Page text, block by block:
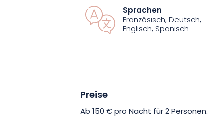
beobachten. Der
Ihnen ein beeindruckendes Schauspiel!
nach Lust und Laune im Inneren
Kuppel. Damit Sie sich entspannt
Bettwäsche und Handtücher
Sprachen
Französisch, Deutsch,
Englisch, Spanisch
Preise
Ab 150 € pro Nacht für 2 Personen.